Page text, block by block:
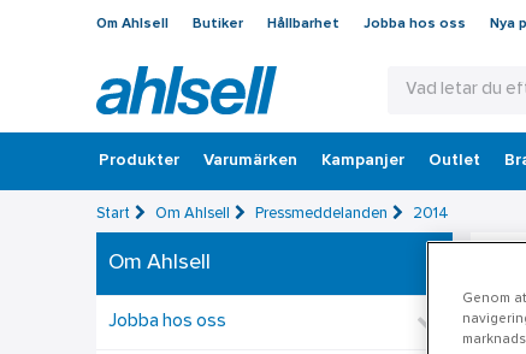
Om Ahlsell Butiker Hållbarhet Jobba hos oss Nya
Produkter Varumärken Kampanjer Outlet
Start Om Ahlsell Pressmeddelanden 2014
Om Ahlsell
Jobba hos oss
Genom